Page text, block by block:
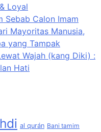
Loyal
Sebab Calon Imam
Mayoritas Manusia,
yang Tampak
Wajah (kang Diki) :
Hati
al qurán Bani tamim